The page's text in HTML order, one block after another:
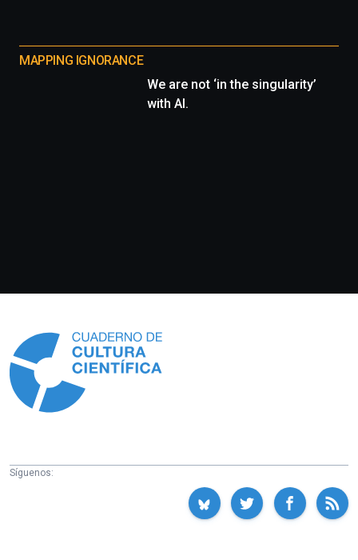
MAPPING IGNORANCE
We are not ‘in the singularity’
with AI.
Síguenos: